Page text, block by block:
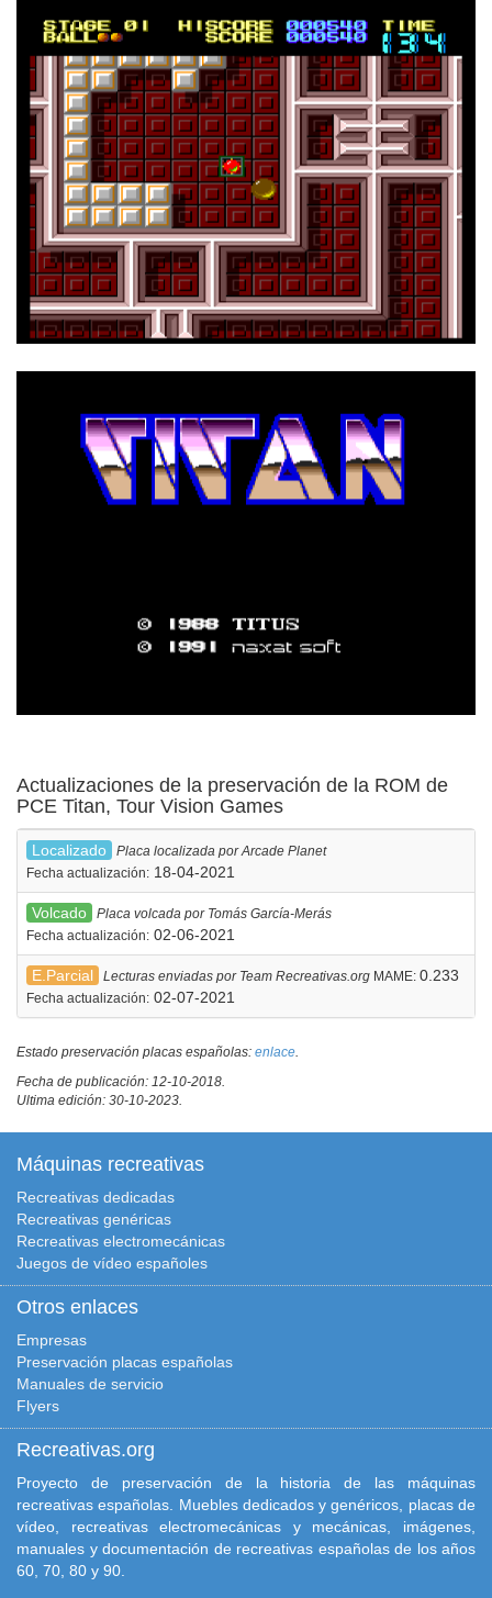
Actualizaciones de la preservación de la ROM de
PCE Titan, Tour Vision Games
Localizado
Placa localizada por Arcade Planet
Fecha actualización: 18-04-2021
Volcado
Placa volcada por Tomás García-Merás
Fecha actualización: 02-06-2021
E.Parcial Lecturas enviadas por Team Recreativas.org MAME: 0.233
Fecha actualización: 02-07-2021
Estado preservación placas españolas: enlace.
Fecha de publicación: 12-10-2018.
Ultima edición: 30-10-2023.
Máquinas recreativas
Recreativas dedicadas
Recreativas genéricas
Recreativas electromecánicas
Juegos de vídeo españoles
Otros enlaces
Empresas
Preservación placas españolas
Manuales de servicio
Flyers
Recreativas.org
Proyecto de preservación de la historia de las máquinas
recreativas españolas. Muebles dedicados y genéricos, placas de
vídeo, recreativas electromecánicas y mecánicas, imágenes,
manuales y documentación de recreativas españolas de los años
60, 70, 80 y 90.